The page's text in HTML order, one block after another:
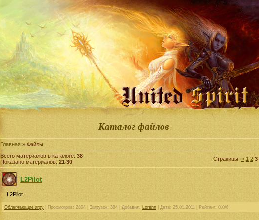
Каталог файлов
Главная » Файлы
Всего материалов в каталоге: 38
Показано материалов: 21-30 Страницы: « 1 2 3
L2Pilot
L2Pilot
Облегчающие игру | Просмотров: 2804 | Загрузок: 384 | Добавил: Lorenn | Дата: 25.01.2011 | Рейтинг: 0.0/0